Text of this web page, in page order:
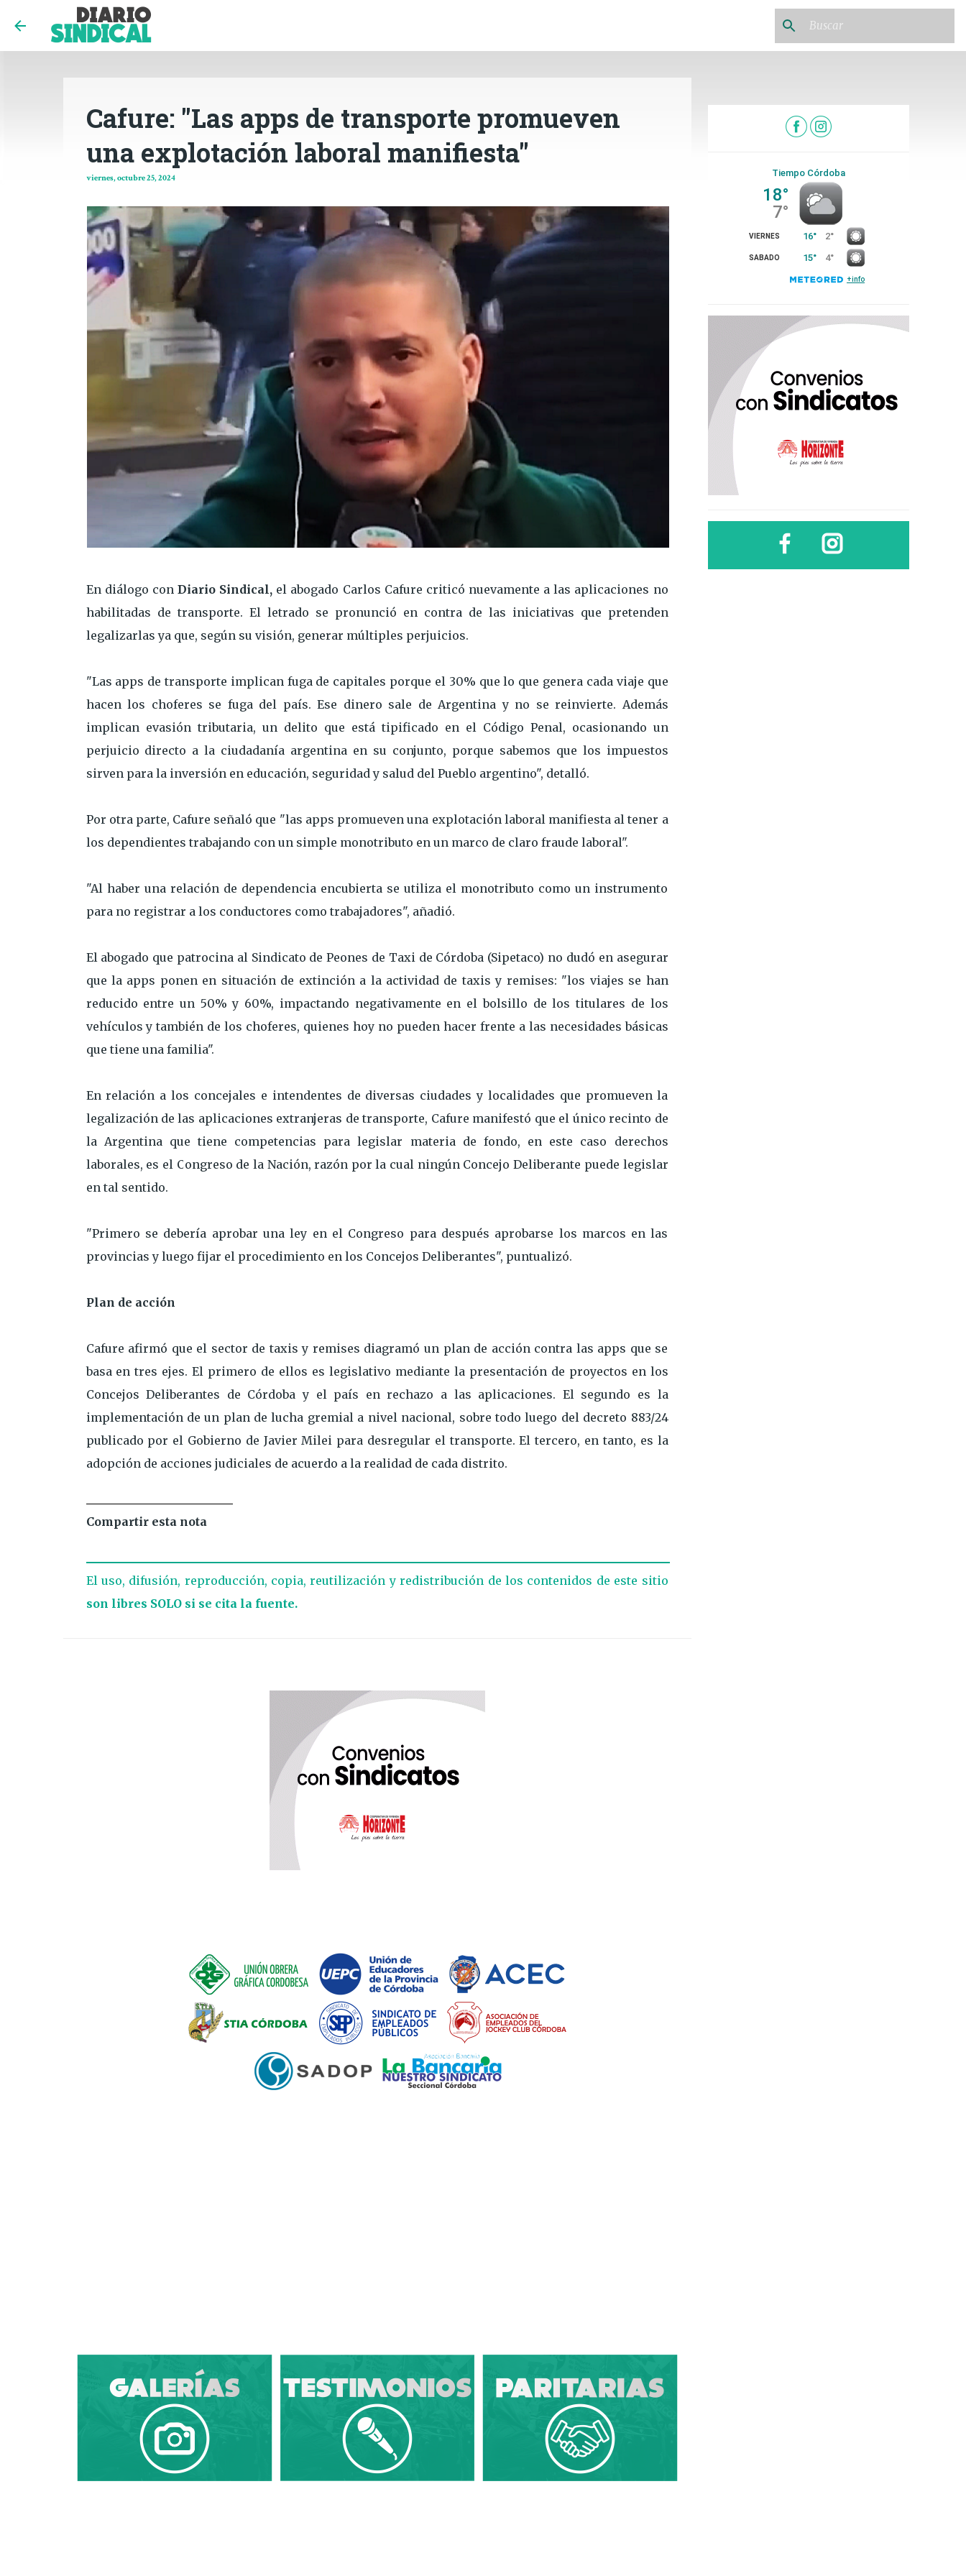
Cafure: "Las apps de transporte promueven
una explotación laboral manifiesta"
viernes, octubre 25, 2024
En diálogo con Diario Sindical, el abogado Carlos Cafure criticó nuevamente a las aplicaciones no
habilitadas de transporte. El letrado se pronunció en contra de las iniciativas que pretenden
legalizarlas ya que, según su visión, generar múltiples perjuicios.
"Las apps de transporte implican fuga de capitales porque el 30% que lo que genera cada viaje que
hacen los choferes se fuga del país. Ese dinero sale de Argentina y no se reinvierte. Además
implican evasión tributaria, un delito que está tipificado en el Código Penal, ocasionando un
perjuicio directo a la ciudadanía argentina en su conjunto, porque sabemos que los impuestos
sirven para la inversión en educación, seguridad y salud del Pueblo argentino", detalló.
Por otra parte, Cafure señaló que "las apps promueven una explotación laboral manifiesta al tener a
los dependientes trabajando con un simple monotributo en un marco de claro fraude laboral".
"Al haber una relación de dependencia encubierta se utiliza el monotributo como un instrumento
para no registrar a los conductores como trabajadores", añadió.
El abogado que patrocina al Sindicato de Peones de Taxi de Córdoba (Sipetaco) no dudó en asegurar
que la apps ponen en situación de extinción a la actividad de taxis y remises: "los viajes se han
reducido entre un 50% y 60%, impactando negativamente en el bolsillo de los titulares de los
vehículos y también de los choferes, quienes hoy no pueden hacer frente a las necesidades básicas
que tiene una familia".
En relación a los concejales e intendentes de diversas ciudades y localidades que promueven la
legalización de las aplicaciones extranjeras de transporte, Cafure manifestó que el único recinto de
la Argentina que tiene competencias para legislar materia de fondo, en este caso derechos
laborales, es el Congreso de la Nación, razón por la cual ningún Concejo Deliberante puede legislar
en tal sentido.
"Primero se debería aprobar una ley en el Congreso para después aprobarse los marcos en las
provincias y luego fijar el procedimiento en los Concejos Deliberantes", puntualizó.
Plan de acción
Cafure afirmó que el sector de taxis y remises diagramó un plan de acción contra las apps que se
basa en tres ejes. El primero de ellos es legislativo mediante la presentación de proyectos en los
Concejos Deliberantes de Córdoba y el país en rechazo a las aplicaciones. El segundo es la
implementación de un plan de lucha gremial a nivel nacional, sobre todo luego del decreto 883/24
publicado por el Gobierno de Javier Milei para desregular el transporte. El tercero, en tanto, es la
adopción de acciones judiciales de acuerdo a la realidad de cada distrito.
Compartir esta nota
El uso, difusión, reproducción, copia, reutilización y redistribución de los contenidos de este sitio
son libres SOLO si se cita la fuente.